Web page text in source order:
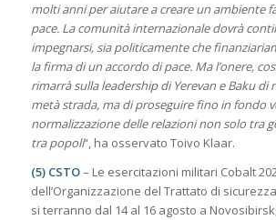
molti anni per aiutare a creare un ambiente
pace. La comunità internazionale dovrà
impegnarsi, sia politicamente che
la firma di un accordo di pace. Ma l’onere,
rimarrà sulla leadership di Yerevan e Baku di
metà strada, ma di proseguire fino in fondo
normalizzazione delle relazioni non solo tra
tra popoli“, ha osservato Toivo Klaar.
(5) CSTO– Le esercitazioni militari Cobalt
dell’Organizzazione del Trattato di
si terranno dal 14 al 16 agosto a